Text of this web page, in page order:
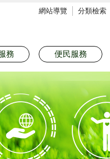
網站導覽 分類檢索
務 便民服務